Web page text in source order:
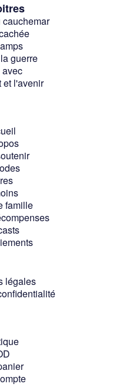
cauchemar
guerre
et l'avenir
famille
légales